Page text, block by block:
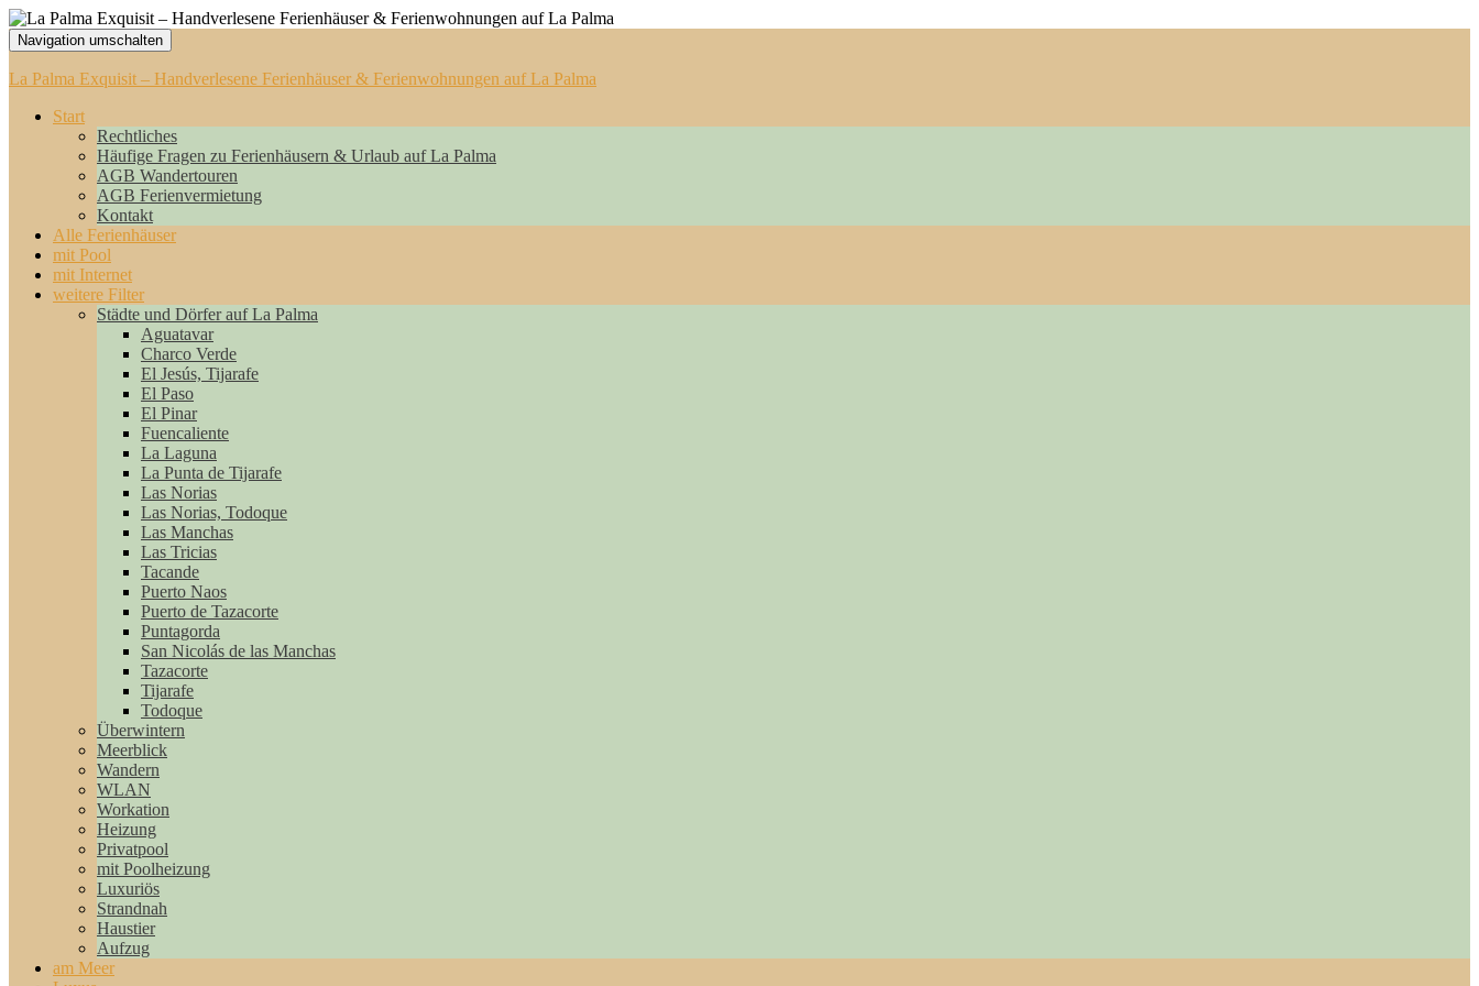
Navigation umschalten
La Palma Exquisit – Handverlesene Ferienhäuser & Ferienwohnungen auf La Palma
Start
Rechtliches
Häufige Fragen zu Ferienhäusern & Urlaub auf La Palma
AGB Wandertouren
AGB Ferienvermietung
Kontakt
Alle Ferienhäuser
mit Pool
mit Internet
weitere Filter
Städte und Dörfer auf La Palma
Aguatavar
Charco Verde
El Jesús, Tijarafe
El Paso
El Pinar
Fuencaliente
La Laguna
La Punta de Tijarafe
Las Norias
Las Norias, Todoque
Las Manchas
Las Tricias
Tacande
Puerto Naos
Puerto de Tazacorte
Puntagorda
San Nicolás de las Manchas
Tazacorte
Tijarafe
Todoque
Überwintern
Meerblick
Wandern
WLAN
Workation
Heizung
Privatpool
mit Poolheizung
Luxuriös
Strandnah
Haustier
Aufzug
am Meer